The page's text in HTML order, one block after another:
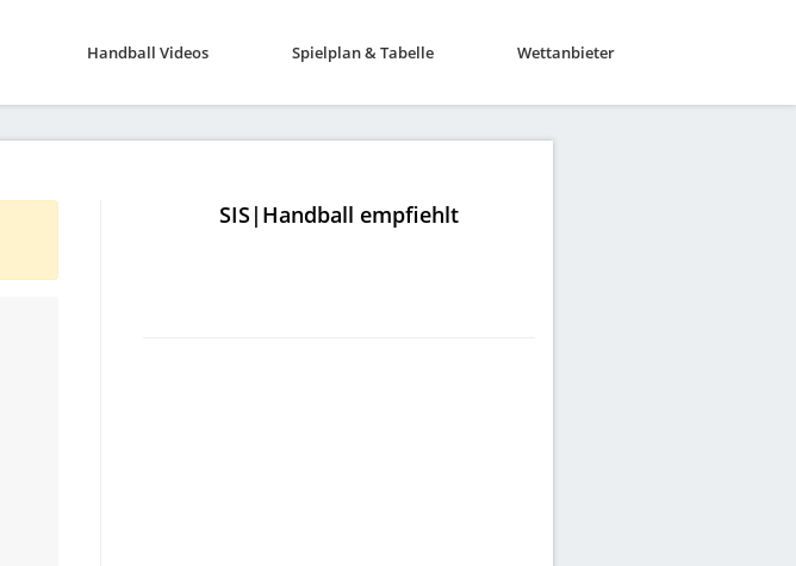
Handball Videos Spielplan & Tabelle Wettanbieter
SIS|Handball empfiehlt